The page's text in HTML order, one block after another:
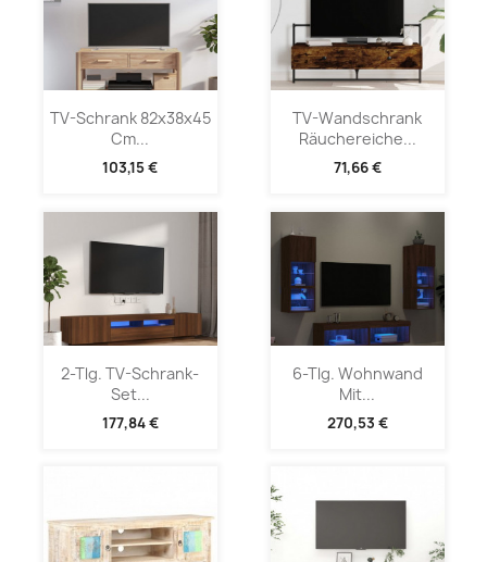
TV-Schrank 82x38x45
Cm...
103,15 €
TV-Wandschrank
Räuchereiche...
71,66 €
2-Tlg. TV-Schrank-
Set...
177,84 €
6-Tlg. Wohnwand
Mit...
270,53 €